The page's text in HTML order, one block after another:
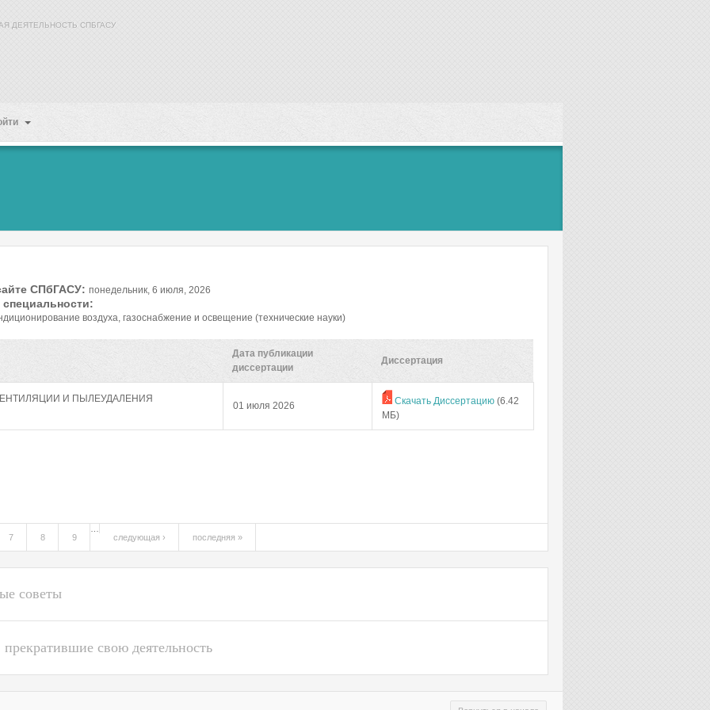
ДЕЯТЕЛЬНОСТЬ СПБГАСУ
СПбГАСУ: понедельник, 6 июля, 2026
воздуха, газоснабжение и освещение (технические науки)
Дата публикации
диссертации
Диссертация
И ПЫЛЕУДАЛЕНИЯ
01 июля 2026 Скачать Диссертацию (6.42
МБ)
7 8 9
следующая ›
последняя »
советы
свою деятельность